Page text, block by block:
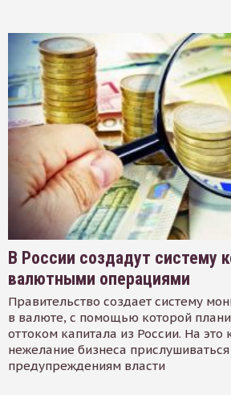
В России создадут систему
валютными операциями
Правительство создает систему
в валюте, с помощью которой
оттоком капитала из России. На это
нежелание бизнеса
предупреждениям власти